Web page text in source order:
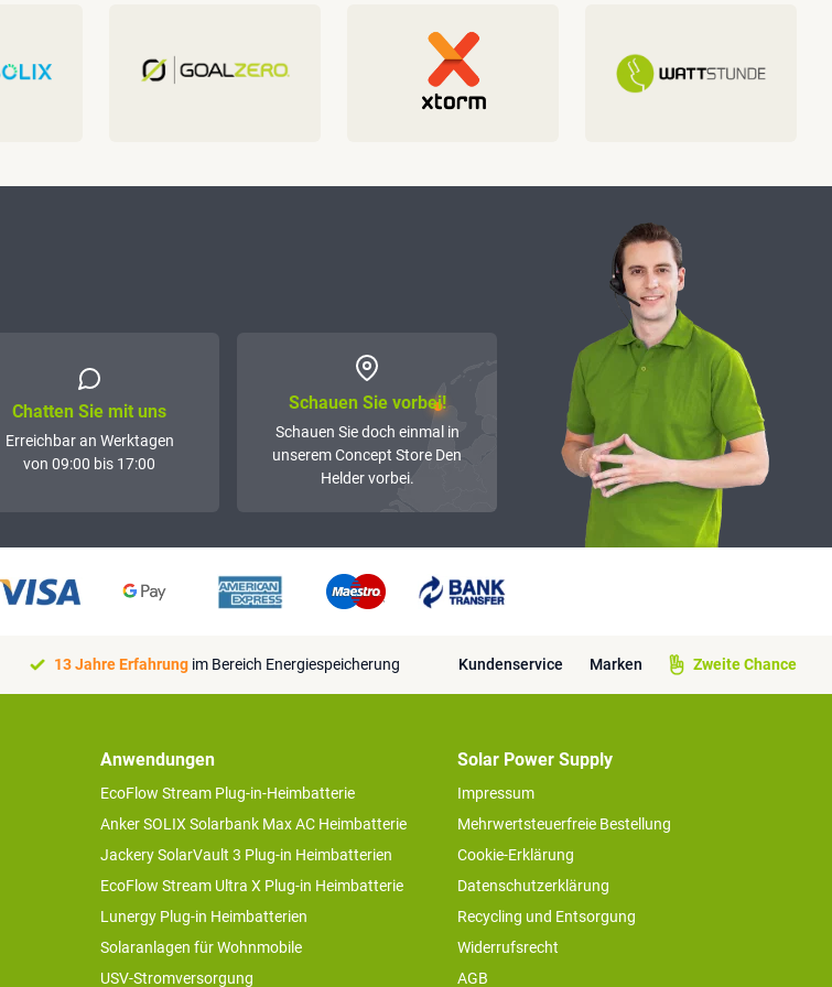
Chatten Sie mit uns
Erreichbar an Werktagen
von 09:00 bis 17:00
Schauen Sie vorbei!
Schauen Sie doch einmal in
unserem Concept Store Den
Helder vorbei.
13 Jahre Erfahrung im Bereich Energiespeicherung Kundenservice Marken Zweite Chance
Anwendungen
EcoFlow Stream Plug-in-Heimbatterie
Anker SOLIX Solarbank Max AC Heimbatterie
Jackery SolarVault 3 Plug-in Heimbatterien
EcoFlow Stream Ultra X Plug-in Heimbatterie
Lunergy Plug-in Heimbatterien
Solaranlagen für Wohnmobile
USV-Stromversorgung
Solar Power Supply
Impressum
Mehrwertsteuerfreie Bestellung
Cookie-Erklärung
Datenschutzerklärung
Recycling und Entsorgung
Widerrufsrecht
AGB